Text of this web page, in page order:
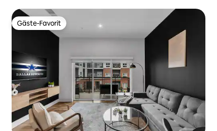
Gäste-Favorit
Gäste-Favorit